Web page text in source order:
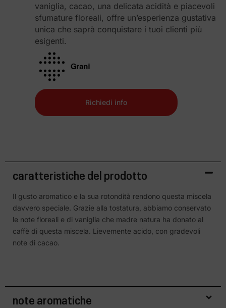
vaniglia, cacao, una delicata acidità e piacevoli
sfumature floreali, offre un’esperienza gustativa
unica che saprà conquistare i tuoi clienti più
esigenti.
Richiedi info
caratteristiche del prodotto
Il gusto aromatico e la sua rotondità rendono questa miscela
davvero speciale. Grazie alla tostatura, abbiamo conservato
le note floreali e di vaniglia che madre natura ha donato al
caffè di questa miscela. Lievemente acido, con gradevoli
note di cacao.
note aromatiche